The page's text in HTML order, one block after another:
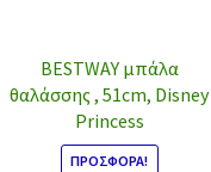
BESTWAY μπάλα
θαλάσσης , 51cm, Disney
Princess
ΠΡΟΣΦΟΡΆ!